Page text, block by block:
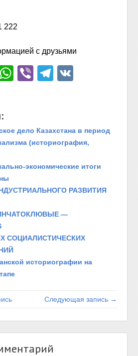
222
с друзьями
Mail.Ru
WhatsApp
ViberTelegram
дело Казахстана в период
(историография,
экономические итоги
РАЗВИТИЯ
—
СОЦИАЛИСТИЧЕСКИХ
историографии на
Следующая запись →